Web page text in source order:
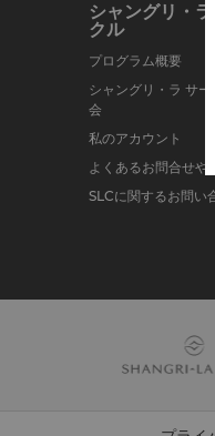
シャングリ・
クル
プログラム概要
シャングリ・ラ サー
会
私のアカウント
よくあるお問合せや
SLCに関するお問い